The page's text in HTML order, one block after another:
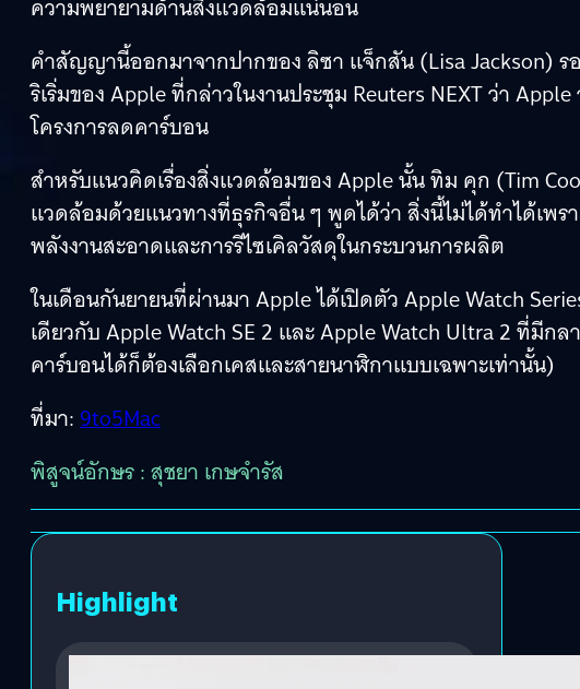
คำสัญญานี้ออกมาจากปากของ ลิซา แจ็กสัน (Lisa Jackson)
ริเริ่มของ Apple ที่กล่าวในงานประชุม Reuters NEXT ว่า
โครงการลดคาร์บอน
สำหรับแนวคิดเรื่องสิ่งแวดล้อมของ Apple นั้น ทิม คุก (Tim
แวดล้อมด้วยแนวทางที่ธุรกิจอื่น ๆ พูดได้ว่า สิ่งนี้ไม่ได้ทำได้เพรา
พลังงานสะอาดและการรีไซเคิลวัสดุในกระบวนการผลิต
ในเดือนกันยายนที่ผ่านมา Apple ได้เปิดตัว Apple Watch
เดียวกับ Apple Watch SE 2 และ Apple Watch Ultra 2 ที่มีก
คาร์บอนได้ก็ต้องเลือกเคสและสายนาฬิกาแบบเฉพาะเท่านั้น)
ที่มา:9to5Mac
พิสูจน์อักษร : สุชยา เกษจำรัส
Highlight